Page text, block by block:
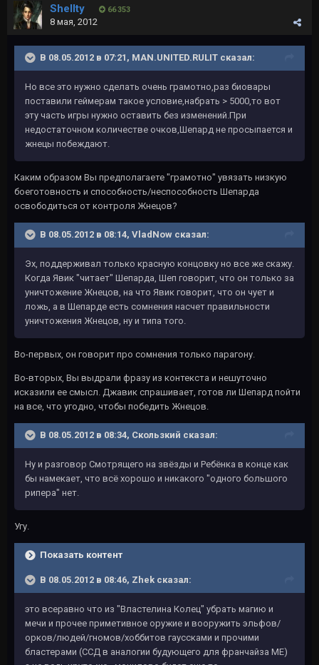
Shellty 66 353
8 мая, 2012
В 08.05.2012 в 07:21, MAN.UNITED.RULIT сказал:
Но все это нужно сделать очень грамотно,раз биовары
поставили геймерам такое условие,набрать > 5000,то вот
эту часть игры нужно оставить без изменений.При
недостаточном количестве очков,Шепард не просыпается и
жнецы побеждают.
Каким образом Вы предполагаете "грамотно" увязать низкую
боеготовность и способность/неспособность Шепарда
освободиться от контроля Жнецов?
В 08.05.2012 в 08:14, VladNow сказал:
Эх, поддерживал только красную концовку но все же скажу.
Когда Явик "читает" Шепарда, Шеп говорит, что он только за
уничтожение Жнецов, на что Явик говорит, что он чует и
ложь, а в Шепарде есть сомнения насчет правильности
уничтожения Жнецов, ну и типа того.
Во-первых, он говорит про сомнения только парагону.
Во-вторых, Вы выдрали фразу из контекста и нешуточно
исказили ее смысл. Джавик спрашивает, готов ли Шепард пойти
на все, что угодно, чтобы победить Жнецов.
В 08.05.2012 в 08:34, Скользкий сказал:
Ну и разговор Смотрящего на звёзды и Ребёнка в конце как
бы намекает, что всё хорошо и никакого "одного большого
рипера" нет.
Угу.
Показать контент
В 08.05.2012 в 08:46, Zhek сказал:
это всеравно что из "Властелина Колец" убрать магию и
мечи и прочее приметивное оружие и вооружить эльфов/
орков/людей/гномов/хоббитов гауссками и прочими
бластерами (ССД в аналогии будующего для франчайза МЕ)